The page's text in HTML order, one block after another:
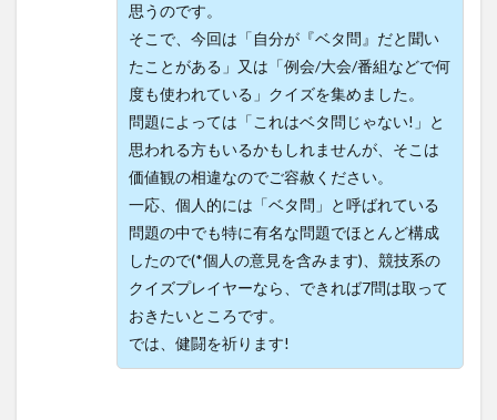
思うのです。
そこで、今回は「自分が『ベタ問』だと聞い
たことがある」又は「例会/大会/番組などで何
度も使われている」クイズを集めました。
問題によっては「これはベタ問じゃない!」と
思われる方もいるかもしれませんが、そこは
価値観の相違なのでご容赦ください。
一応、個人的には「ベタ問」と呼ばれている
問題の中でも特に有名な問題でほとんど構成
したので(*個人の意見を含みます)、競技系の
クイズプレイヤーなら、できれば7問は取って
おきたいところです。
では、健闘を祈ります!